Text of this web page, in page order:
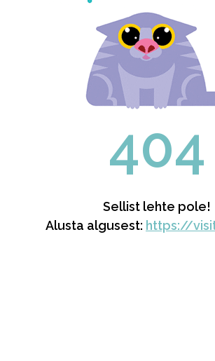
404
Sellist lehte pole!
Alusta algusest: https://